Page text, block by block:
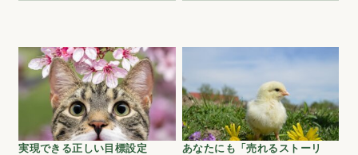
実現できる正しい目標設定
あなたにも「売れるストーリ